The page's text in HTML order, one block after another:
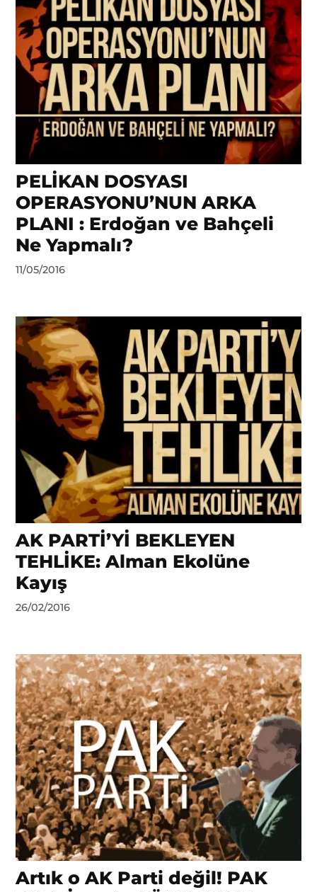
PELİKAN DOSYASI
OPERASYONU’NUN ARKA
PLANI : Erdoğan ve Bahçeli
Ne Yapmalı?
by
11/05/2016
AK PARTİ’Yİ BEKLEYEN
TEHLİKE: Alman Ekolüne
Kayış
by
26/02/2016
Artık o AK Parti değil! PAK